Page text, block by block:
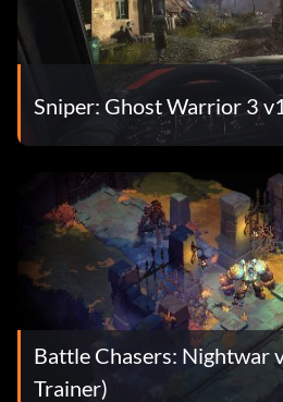
Sniper: Ghost Warrior 3
Battle Chasers: Nightwar
Trainer)